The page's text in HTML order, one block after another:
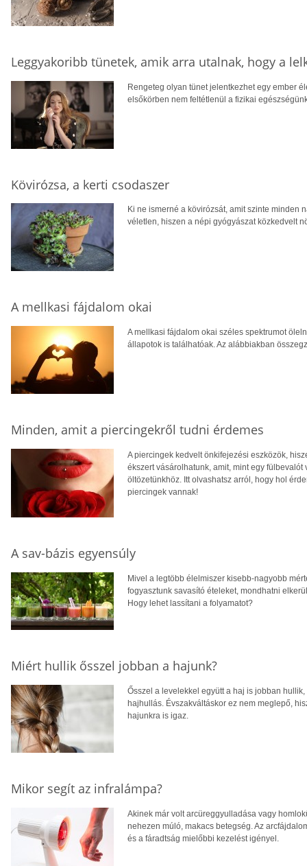
Leggyakoribb tünetek, amik arra utalnak, hogy a
Rengeteg olyan tünet jelentkezhet egy ember
elsőkörben nem feltétlenül a fizikai
Kövirózsa, a kerti csodaszer
Ki ne ismerné a kövirózsát, amit szinte minden
véletlen, hiszen a népi gyógyászat közkedvelt
A mellkasi fájdalom okai
A mellkasi fájdalom okai széles spektrumot
állapotok is találhatóak. Az alábbiakban
Minden, amit a piercingekről tudni érdemes
A piercingek kedvelt önkifejezési eszközök,
ékszert vásárolhatunk, amit, mint egy
öltözetünkhöz. Itt olvashatsz arról, hogy hol
piercingek vannak!
A sav-bázis egyensúly
Mivel a legtöbb élelmiszer kisebb-nagyobb
fogyasztunk savasító ételeket, mondhatni
Hogy lehet lassítani a folyamatot?
Miért hullik ősszel jobban a hajunk?
Ősszel a levelekkel együtt a haj is jobban
hajhullás. Évszakváltáskor ez nem meglepő,
hajunkra is igaz.
Mikor segít az infralámpa?
Akinek már volt arcüreggyulladása vagy
nehezen múló, makacs betegség. Az
és a fáradtság mielőbbi kezelést igényel.